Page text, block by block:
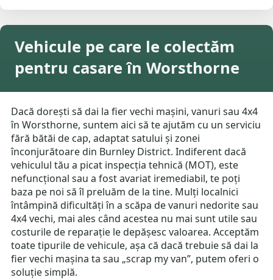
Vehicule pe care le colectăm
pentru casare în Worsthorne
Dacă dorești să dai la fier vechi mașini, vanuri sau 4x4
în Worsthorne, suntem aici să te ajutăm cu un serviciu
fără bătăi de cap, adaptat satului și zonei
înconjurătoare din Burnley District. Indiferent dacă
vehiculul tău a picat inspecția tehnică (MOT), este
nefuncțional sau a fost avariat iremediabil, te poți
baza pe noi să îl preluăm de la tine. Mulți localnici
întâmpină dificultăți în a scăpa de vanuri nedorite sau
4x4 vechi, mai ales când acestea nu mai sunt utile sau
costurile de reparație le depășesc valoarea. Acceptăm
toate tipurile de vehicule, așa că dacă trebuie să dai la
fier vechi mașina ta sau „scrap my van”, putem oferi o
soluție simplă.